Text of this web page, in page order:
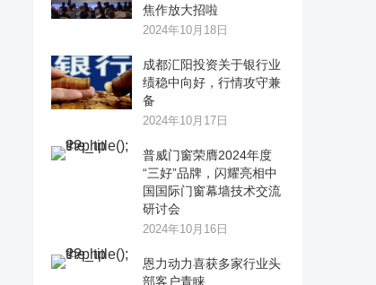
焦作放大招啦
2024年10月18日
成都汇阳投资关于银行业
绩稳中向好，行情攻守兼
备
2024年10月17日
普威门窗荣膺2024年度
“三好”品牌，闪耀亮相中
国国际门窗幕墙技术交流
研讨会
2024年10月16日
恩力动力喜获多家行业头
部客户青睐